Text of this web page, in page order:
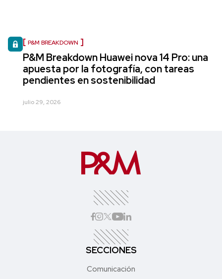
P&M BREAKDOWN
P&M Breakdown Huawei nova 14 Pro: una
apuesta por la fotografía, con tareas
pendientes en sostenibilidad
julio 29, 2026
SECCIONES
Comunicación